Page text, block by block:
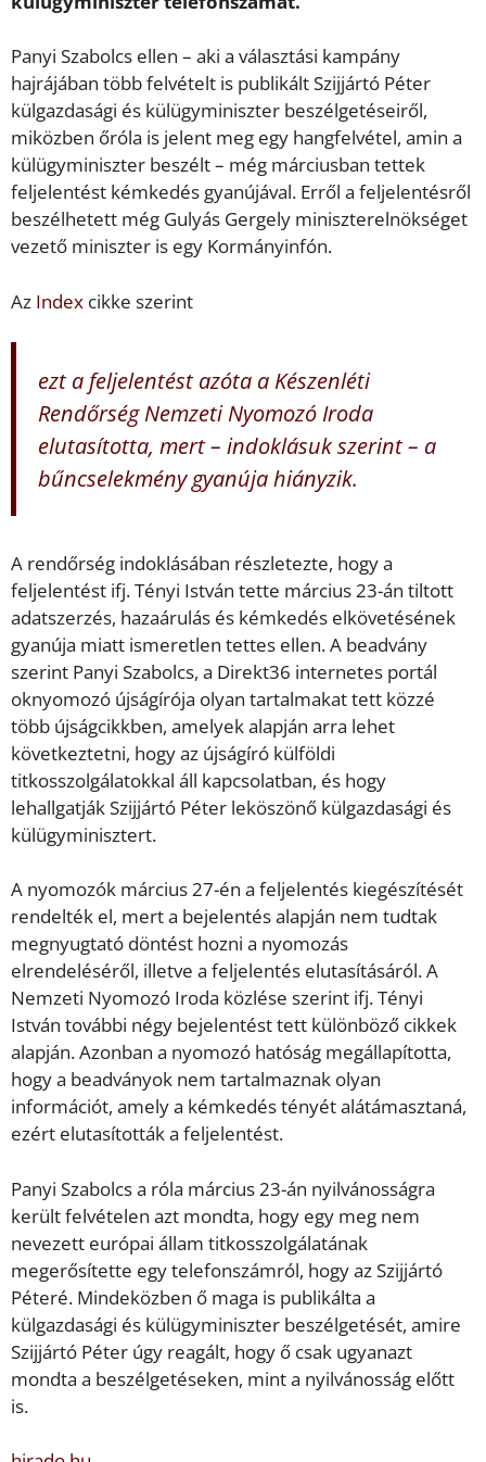
Panyi Szabolcs ellen – aki a választási kampány
hajrájában több felvételt is publikált Szijjártó Péter
külgazdasági és külügyminiszter beszélgetéseiről,
miközben őróla is jelent meg egy hangfelvétel, amin a
külügyminiszter beszélt – még márciusban tettek
feljelentést kémkedés gyanújával. Erről a feljelentésről
beszélhetett még Gulyás Gergely miniszterelnökséget
vezető miniszter is egy Kormányinfón.
Az Index cikke szerint
ezt a feljelentést azóta a Készenléti
Rendőrség Nemzeti Nyomozó Iroda
elutasította, mert – indoklásuk szerint – a
bűncselekmény gyanúja hiányzik.
A rendőrség indoklásában részletezte, hogy a
feljelentést ifj. Tényi István tette március 23-án tiltott
adatszerzés, hazaárulás és kémkedés elkövetésének
gyanúja miatt ismeretlen tettes ellen. A beadvány
szerint Panyi Szabolcs, a Direkt36 internetes portál
oknyomozó újságírója olyan tartalmakat tett közzé
több újságcikkben, amelyek alapján arra lehet
következtetni, hogy az újságíró külföldi
titkosszolgálatokkal áll kapcsolatban, és hogy
lehallgatják Szijjártó Péter leköszönő külgazdasági és
külügyminisztert.
A nyomozók március 27-én a feljelentés kiegészítését
rendelték el, mert a bejelentés alapján nem tudtak
megnyugtató döntést hozni a nyomozás
elrendeléséről, illetve a feljelentés elutasításáról. A
Nemzeti Nyomozó Iroda közlése szerint ifj. Tényi
István további négy bejelentést tett különböző cikkek
alapján. Azonban a nyomozó hatóság megállapította,
hogy a beadványok nem tartalmaznak olyan
információt, amely a kémkedés tényét alátámasztaná,
ezért elutasították a feljelentést.
Panyi Szabolcs a róla március 23-án nyilvánosságra
került felvételen azt mondta, hogy egy meg nem
nevezett európai állam titkosszolgálatának
megerősítette egy telefonszámról, hogy az Szijjártó
Péteré. Mindeközben ő maga is publikálta a
külgazdasági és külügyminiszter beszélgetését, amire
Szijjártó Péter úgy reagált, hogy ő csak ugyanazt
mondta a beszélgetéseken, mint a nyilvánosság előtt
is.